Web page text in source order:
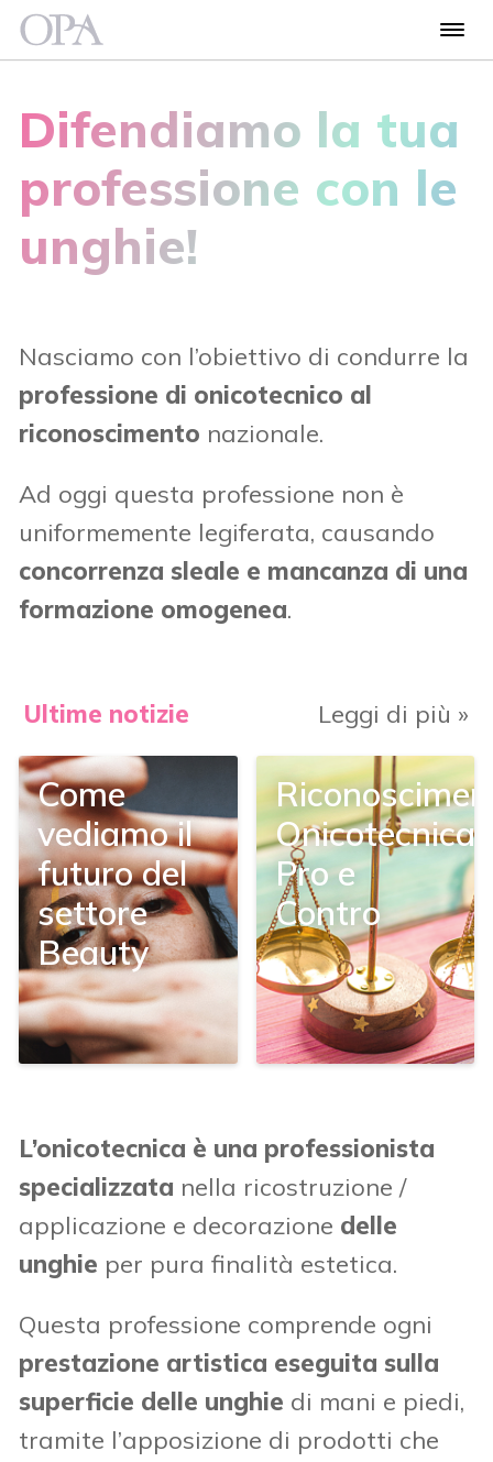
Difendiamo la tua
professione con le
unghie!
Nasciamo con l’obiettivo di condurre la
professione di onicotecnico al
riconoscimento nazionale.
Ad oggi questa professione non è
uniformemente legiferata, causando
concorrenza sleale e mancanza di una
formazione omogenea.
Ultime notizie Leggi di più »
Come
vediamo il
futuro del
settore
Beauty
Onicotecnica:
Pro e
Contro
L’onicotecnica è una professionista
specializzata nella ricostruzione /
applicazione e decorazione delle
unghie per pura finalità estetica.
Questa professione comprende ogni
prestazione artistica eseguita sulla
superficie delle unghie di mani e piedi,
tramite l’apposizione di prodotti che